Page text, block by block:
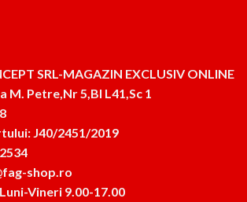
SRL-MAGAZIN EXCLUSIV ONLINE
M. Petre,Nr 5,Bl L41,Sc 1
J40/2451/2019
shop.ro
Vineri 9.00-17.00